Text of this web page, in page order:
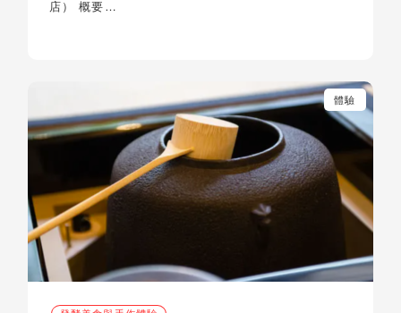
店） 概要…
體驗